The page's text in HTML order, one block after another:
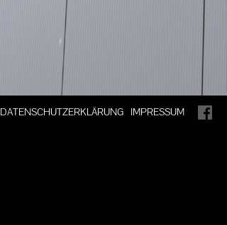
DATENSCHUTZERKLÄRUNG IMPRESSUM